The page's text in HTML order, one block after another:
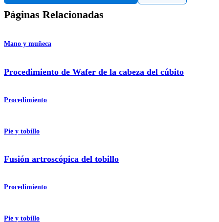
Páginas Relacionadas
Mano y muñeca
Procedimiento de Wafer de la cabeza del cúbito
Procedimiento
Pie y tobillo
Fusión artroscópica del tobillo
Procedimiento
Pie y tobillo